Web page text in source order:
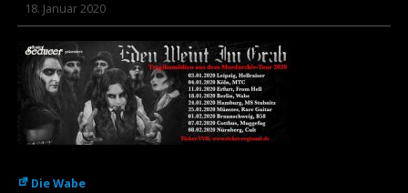
18. Januar 2020
Die Wabe